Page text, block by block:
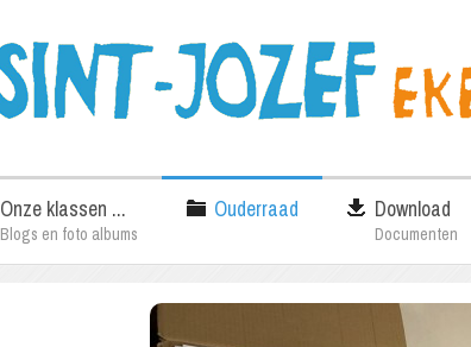
Onze klassen ...
Blogs en foto albums
Ouderraad Download
Documenten